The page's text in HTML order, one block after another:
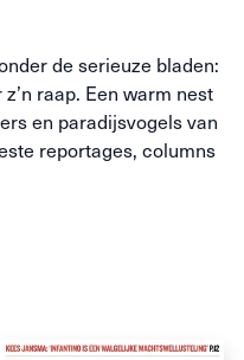
de serieuze bladen:
raap. Een warm nest
en paradijsvogels van
reportages, columns